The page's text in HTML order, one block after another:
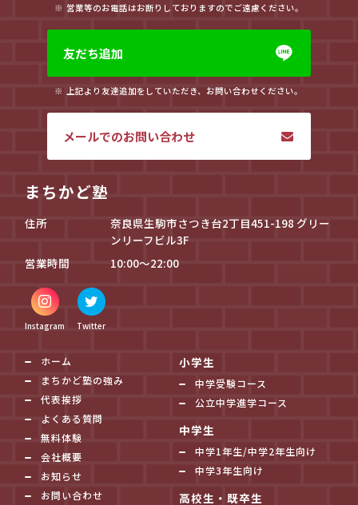
営業等のお電話はお断りしておりますのでご遠慮ください。
友だち追加
上記より友達追加をしていただき、お問い合わせください。
メールでのお問い合わせ
まちかど塾
住所
奈良県生駒市さつき台2丁目451-198 グリー
ンリーフビル3F
営業時間
10:00～22:00
Instagram Twitter
ホーム
まちかど塾の強み
代表挨拶
よくある質問
無料体験
会社概要
お知らせ
お問い合わせ
小学生
中学受験コース
公立中学進学コース
中学生
中学1年生/中学2年生向け
中学3年生向け
高校生・既卒生